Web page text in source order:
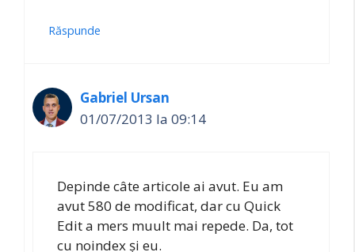
Răspunde
Gabriel Ursan
01/07/2013 la 09:14
Depinde câte articole ai avut. Eu am
avut 580 de modificat, dar cu Quick
Edit a mers muult mai repede. Da, tot
cu noindex și eu.